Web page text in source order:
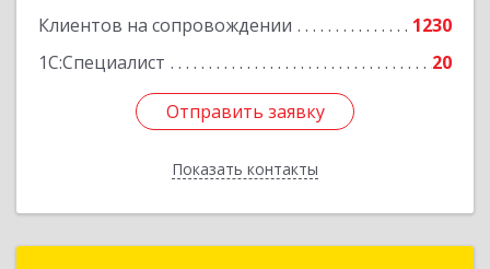
Клиентов на сопровождении
1230
1С:Специалист
20
Отправить заявку
Показать контакты
Отправить заявку
Назад